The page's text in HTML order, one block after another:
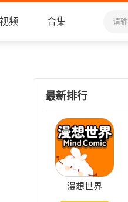
视频 合集
最新排行
漫想世界